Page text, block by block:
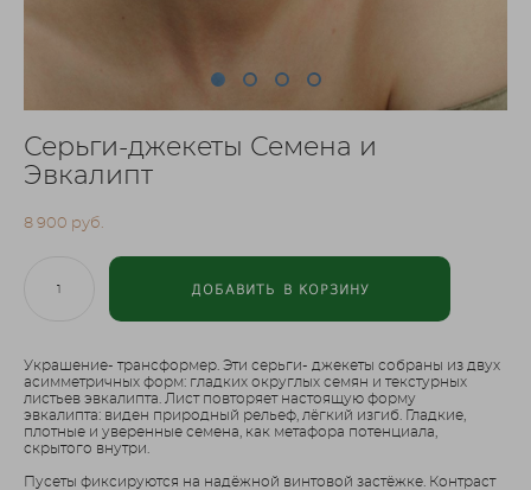
Серьги-джекеты Семена и
Эвкалипт
8 900 pуб.
ДОБАВИТЬ В КОРЗИНУ
Украшение- трансформер. Эти серьги- джекеты собраны из двух
асимметричных форм: гладких округлых семян и текстурных
листьев эвкалипта. Лист повторяет настоящую форму
эвкалипта: виден природный рельеф, лёгкий изгиб. Гладкие,
плотные и уверенные семена, как метафора потенциала,
скрытого внутри.
Пусеты фиксируются на надёжной винтовой застёжке. Контраст